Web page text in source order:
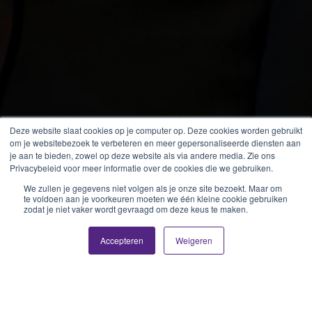
Deze website slaat cookies op je computer op. Deze cookies worden gebruikt
om je websitebezoek te verbeteren en meer gepersonaliseerde diensten aan
je aan te bieden, zowel op deze website als via andere media. Zie ons
Privacybeleid voor meer informatie over de cookies die we gebruiken.
We zullen je gegevens niet volgen als je onze site bezoekt. Maar om
te voldoen aan je voorkeuren moeten we één kleine cookie gebruiken
zodat je niet vaker wordt gevraagd om deze keus te maken.
Accepteren Weigeren